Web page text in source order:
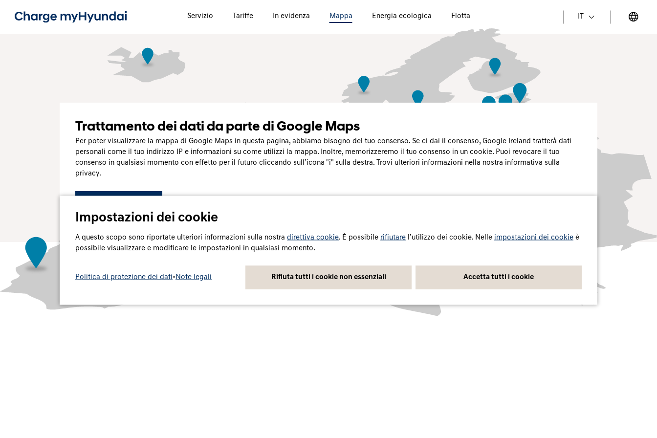
IT
Servizio Tariffe In evidenza Mappa Energia ecologica Flotta
Trattamento dei dati da parte di Google Maps
Per poter visualizzare la mappa di Google Maps in questa pagina, abbiamo bisogno del tuo consenso. Se ci dai il consenso, Google Ireland tratterà dati
personali come il tuo indirizzo IP e informazioni su come utilizzi la mappa. Inoltre, memorizzeremo il tuo consenso in un cookie. Puoi revocare il tuo
consenso in qualsiasi momento con effetto per il futuro cliccando sull’icona "i" sulla destra. Trovi ulteriori informazioni nella nostra informativa sulla
privacy.
Impostazioni dei cookie
A questo scopo sono riportate ulteriori informazioni sulla nostra direttiva cookie. È possibile rifiutare l’utilizzo dei cookie. Nelle impostazioni dei cookie è
possibile visualizzare e modificare le impostazioni in qualsiasi momento.
Rifiuta tutti i cookie non essenziali Accetta tutti i cookie
Politica di protezione dei dati• Note legali